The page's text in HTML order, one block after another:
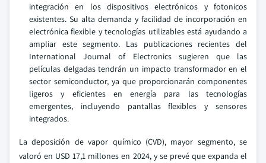
integración en los dispositivos electrónicos y fotonicos
existentes. Su alta demanda y facilidad de incorporación en
electrónica flexible y tecnologías utilizables está ayudando a
ampliar este segmento. Las publicaciones recientes del
International Journal of Electronics sugieren que las
películas delgadas tendrán un impacto transformador en el
sector semiconductor, ya que proporcionarán componentes
ligeros y eficientes en energía para las tecnologías
emergentes, incluyendo pantallas flexibles y sensores
integrados.
La deposición de vapor químico (CVD), mayor segmento, se
valoró en USD 17,1 millones en 2024, y se prevé que expanda el